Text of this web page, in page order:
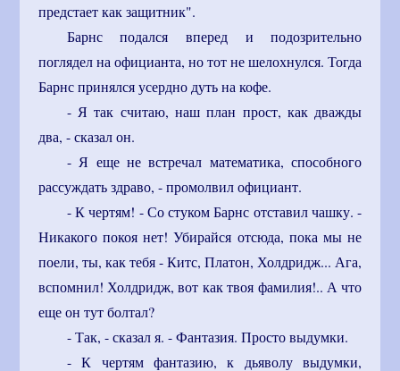
предстает как защитник".
Барнс подался вперед и подозрительно
поглядел на официанта, но тот не шелохнулся. Тогда
Барнс принялся усердно дуть на кофе.
- Я так считаю, наш план прост, как дважды
два, - сказал он.
- Я еще не встречал математика, способного
рассуждать здраво, - промолвил официант.
- К чертям! - Со стуком Барнс отставил чашку. -
Никакого покоя нет! Убирайся отсюда, пока мы не
поели, ты, как тебя - Китс, Платон, Холдридж... Ага,
вспомнил! Холдридж, вот как твоя фамилия!.. А что
еще он тут болтал?
- Так, - сказал я. - Фантазия. Просто выдумки.
- К чертям фантазию, к дьяволу выдумки,